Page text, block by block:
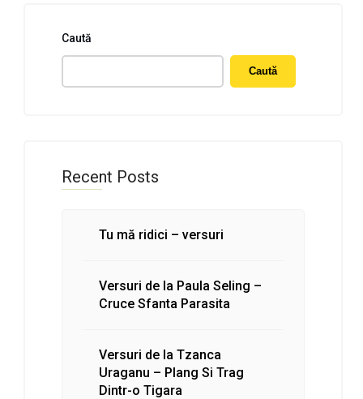
Caută
Caută
Recent Posts
Tu mă ridici – versuri
Versuri de la Paula Seling –
Cruce Sfanta Parasita
Versuri de la Tzanca
Uraganu – Plang Si Trag
Dintr-o Tigara